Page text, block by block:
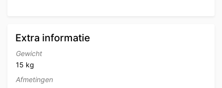
Extra informatie
Gewicht
15 kg
Afmetingen